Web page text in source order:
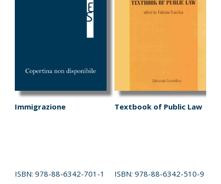
Immigrazione
ISBN: 978-88-6342-701-1
Textbook of Public Law
ISBN: 978-88-6342-510-9